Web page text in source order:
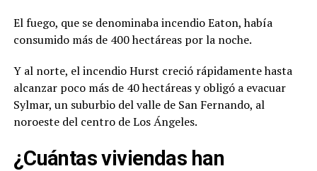
El fuego, que se denominaba incendio Eaton, había
consumido más de 400 hectáreas por la noche.
Y al norte, el incendio Hurst creció rápidamente hasta
alcanzar poco más de 40 hectáreas y obligó a evacuar
Sylmar, un suburbio del valle de San Fernando, al
noroeste del centro de Los Ángeles.
¿Cuántas viviendas han